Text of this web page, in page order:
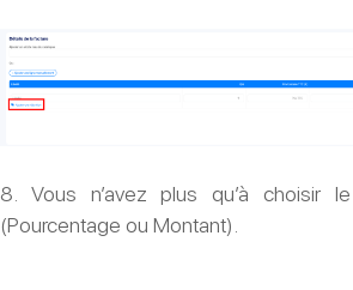
8. Vous n’avez plus qu’à choisir le
(Pourcentage ou Montant).